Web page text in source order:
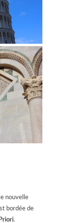
nouvelle
bordée de
.